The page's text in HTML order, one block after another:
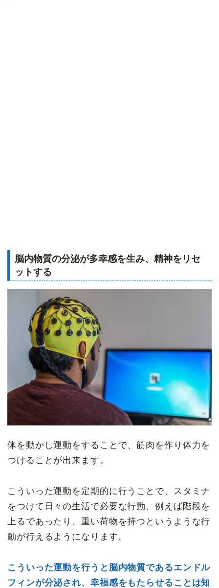
脳内物質の分泌が多幸感を生み、精神をリセ
ットする
体を動かし運動をすることで、筋肉を作り体力を
つけることが出来ます。
こういった運動を定期的に行うことで、スタミナ
をつけて日々の生活で必要な行動、例えば階段を
上るであったり、重い荷物を持つというような行
動が行えるようになります。
こういった運動を行うと脳内物質であるエンドル
フィンが分泌され、幸福感をもたらせることは知